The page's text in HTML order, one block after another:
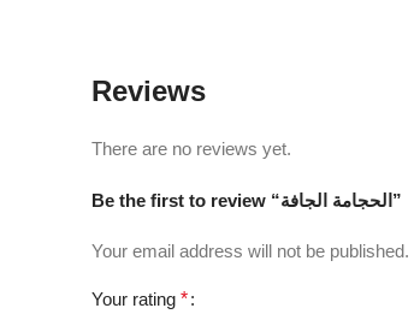
Reviews
There are no reviews yet.
Be the first to review “الحجامة الجافة”
Your email address will not be published.
Your rating *